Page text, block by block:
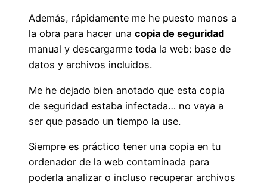
Además, rápidamente me he puesto manos a
la obra para hacer una copia de seguridad
manual y descargarme toda la web: base de
datos y archivos incluidos.
Me he dejado bien anotado que esta copia
de seguridad estaba infectada… no vaya a
ser que pasado un tiempo la use.
Siempre es práctico tener una copia en tu
ordenador de la web contaminada para
poderla analizar o incluso recuperar archivos